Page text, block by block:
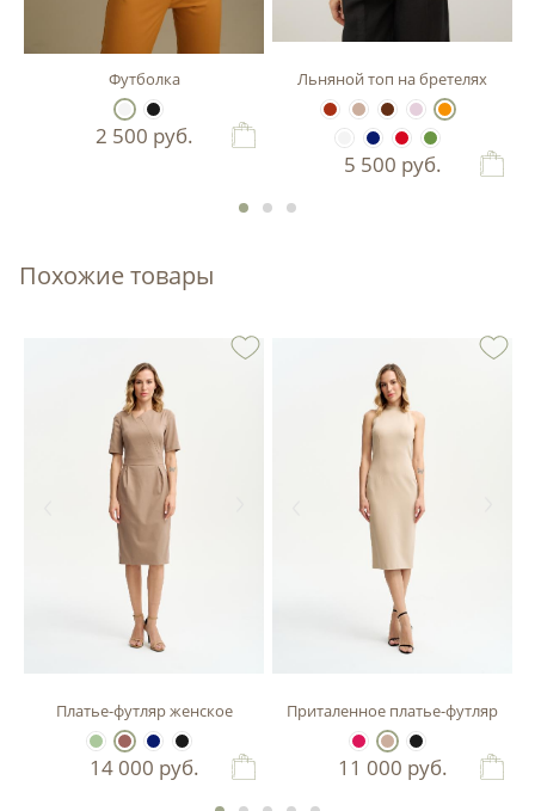
Футболка
2 500 руб.
Льняной топ на бретелях
5 500 руб.
Похожие товары
Платье-футляр женское
14 000 руб.
Приталенное платье-футляр
11 000 руб.